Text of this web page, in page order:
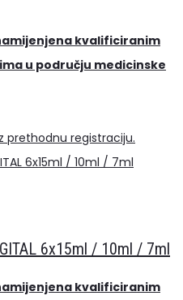
kvalificiranim
u području medicinske
prethodnu registraciju.
6x15ml / 10ml / 7ml
kvalificiranim